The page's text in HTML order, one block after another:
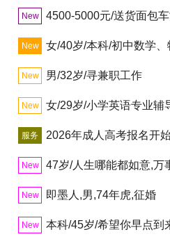
New 4500-5000元/送货面包
New 女/40岁/本科/初中数学、
New 男/32岁/寻兼职工作
New 女/29岁/小学英语专业辅
服务 2026年成人高考报名开
New 47岁/人生哪能都如意,万
New 即墨人,男,74年虎,征婚
New 本科/45岁/希望你早点到